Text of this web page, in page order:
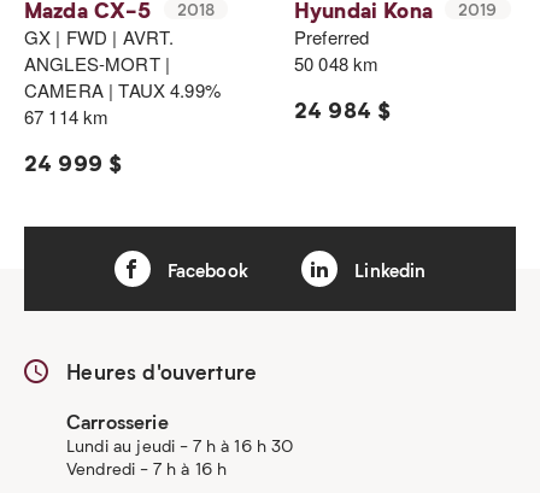
Mazda CX-5 2018
GX | FWD | AVRT.
ANGLES-MORT |
CAMERA | TAUX 4.99%
67 114 km
24 999 $
Hyundai Kona 2019
Preferred
50 048 km
24 984 $
Facebook Linkedin
Heures d'ouverture
Carrosserie
Lundi au jeudi - 7 h à 16 h 30
Vendredi - 7 h à 16 h